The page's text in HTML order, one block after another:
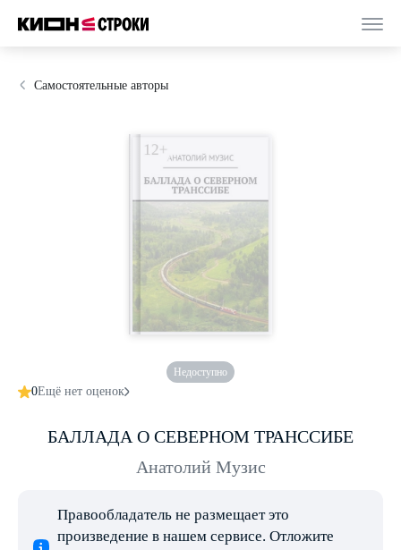
Самостоятельные авторы
Недоступно
0Ещё нет оценок
БАЛЛАДА О СЕВЕРНОМ ТРАНССИБЕ
Анатолий Музис
Правообладатель не размещает это
произведение в нашем сервисе. Отложите